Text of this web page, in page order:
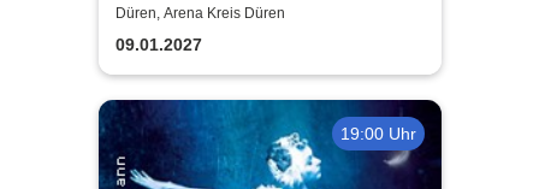
Welt - welcome to hell
Düren, Arena Kreis Düren
09.01.2027
19:00 Uhr